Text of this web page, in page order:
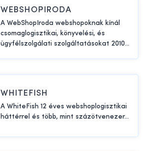
WEBSHOPIRODA
A WebShopIroda webshopoknak kínál
csomaglogisztikai, könyvelési, és
ügyfélszolgálati szolgáltatásokat 2010...
WHITEFISH
A WhiteFish 12 éves webshoplogisztikai
háttérrel és több, mint százötvenezer...